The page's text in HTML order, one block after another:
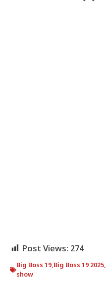
Post Views: 274
Big Boss 19,Big Boss 19 2025,
show